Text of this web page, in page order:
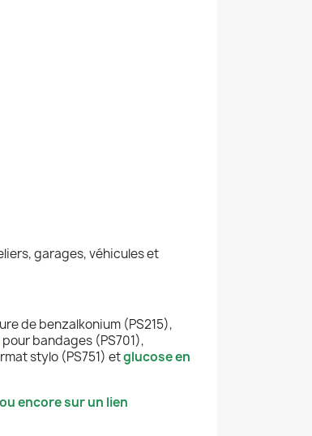
garages, véhicules et
de benzalkonium (PS215),
pour bandages (PS701),
stylo (PS751) etglucose en
encore sur un lien